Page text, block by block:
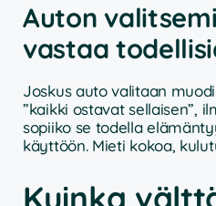
Auton
vastaa
Joskus auto valitaan
”kaikki ostavat sellaisen”,
sopiiko se todella
käyttöön. Mieti kokoa,
Kuinka